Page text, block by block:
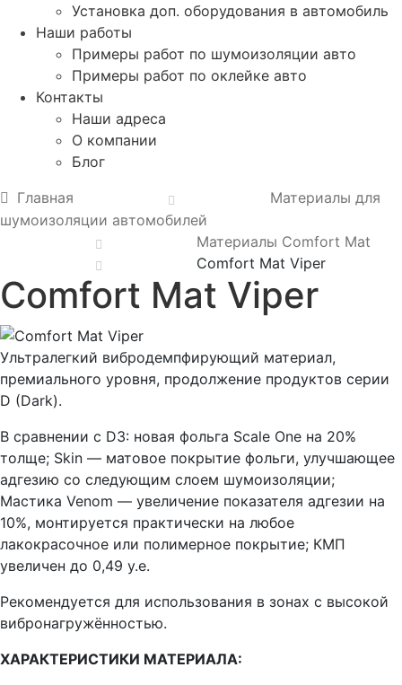
Установка доп. оборудования в автомобиль
Наши работы
Примеры работ по шумоизоляции авто
Примеры работ по оклейке авто
Контакты
Наши адреса
О компании
Блог
Главная
Материалы для
шумоизоляции автомобилей
Материалы Comfort Mat
Comfort Mat Viper
Comfort Mat Viper
Ультралегкий вибродемпфирующий материал,
премиального уровня, продолжение продуктов серии
D (Dark).
В сравнении с D3: новая фольга Scale One на 20%
толще; Skin — матовое покрытие фольги, улучшающее
адгезию со следующим слоем шумоизоляции;
Мастика Venom — увеличение показателя адгезии на
10%, монтируется практически на любое
лакокрасочное или полимерное покрытие; КМП
увеличен до 0,49 у.е.
Рекомендуется для использования в зонах с высокой
вибронагружённостью.
ХАРАКТЕРИСТИКИ МАТЕРИАЛА: